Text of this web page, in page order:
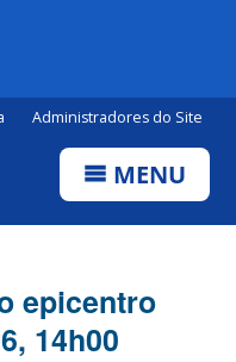
Administradores do Site
MENU
epicentro
14h00